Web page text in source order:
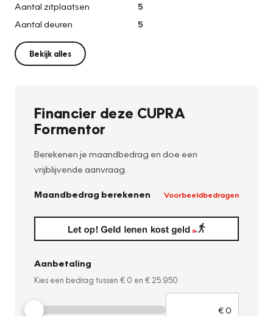
Aantal zitplaatsen
5
Aantal deuren
5
Bekijk alles
Financier deze CUPRA
Formentor
Berekenen je maandbedrag en doe een
vrijblijvende aanvraag.
Maandbedrag berekenen Voorbeeldbedragen
Aanbetaling
Kies een bedrag tussen € 0 en € 25.950